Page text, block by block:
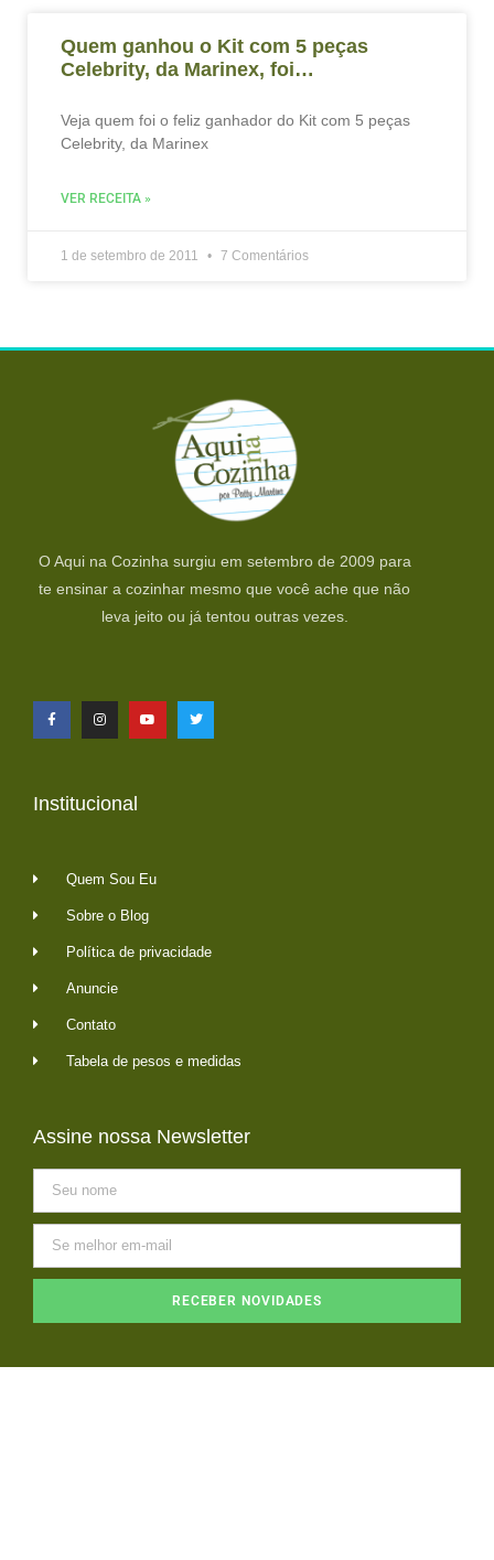
Quem ganhou o Kit com 5 peças
Celebrity, da Marinex, foi…
Veja quem foi o feliz ganhador do Kit com 5 peças
Celebrity, da Marinex
VER RECEITA »
1 de setembro de 2011 7 Comentários
O Aqui na Cozinha surgiu em setembro de 2009 para
te ensinar a cozinhar mesmo que você ache que não
leva jeito ou já tentou outras vezes.
Institucional
Quem Sou Eu
Sobre o Blog
Política de privacidade
Anuncie
Contato
Tabela de pesos e medidas
Assine nossa Newsletter
RECEBER NOVIDADES